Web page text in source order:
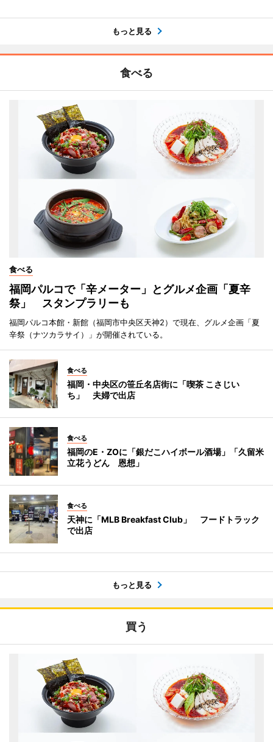
もっと見る
食べる
食べる
福岡パルコで「辛メーター」とグルメ企画「夏辛
祭」 スタンプラリーも
福岡パルコ本館・新館（福岡市中央区天神2）で現在、グルメ企画「夏
辛祭（ナツカラサイ）」が開催されている。
食べる
福岡・中央区の笹丘名店街に「喫茶 こさじい
ち」 夫婦で出店
食べる
福岡のE・ZOに「銀だこハイボール酒場」「久留米
立花うどん 恩想」
食べる
天神に「MLB Breakfast Club」 フードトラック
で出店
もっと見る
買う